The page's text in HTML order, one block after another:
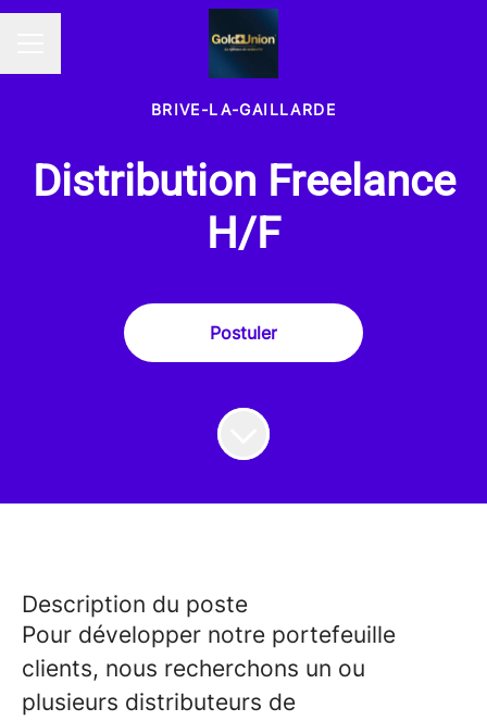
BRIVE-LA-GAILLARDE
Distribution Freelance
H/F
Postuler
Description du poste
Pour développer notre portefeuille
clients, nous recherchons un ou
plusieurs distributeurs de